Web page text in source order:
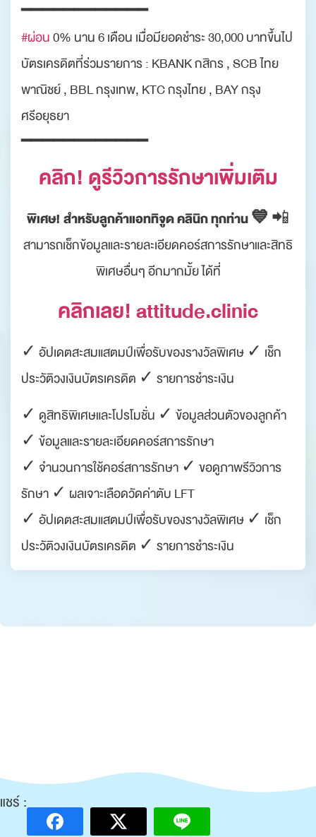
━━━━━━━━━━━━
#ผ่อน0% นาน 6 เดือน เมื่อมียอดชำระ 30,000 บาทขึ้นไป
บัตรเครดิตที่ร่วมรายการ : KBANK กสิกร , SCB ไทย
พาณิชย์ , BBL กรุงเทพ, KTC กรุงไทย , BAY กรุง
ศรีอยุธยา
━━━━━━━━━━━━
คลิก! ดูรีวิวการรักษาเพิ่มเติม
พิเศษ! สำหรับลูกค้าแอททิจูด คลินิก ทุกท่าน 💙 📲
สามารถเช็กข้อมูลและรายละเอียดคอร์สการรักษาและสิทธิ
พิเศษอื่นๆ อีกมากมั้ย ได้ที่
คลิกเลย! attitude.clinic
✓ อัปเดตสะสมแสตมป์เพื่อรับของรางวัลพิเศษ ✓ เช็ก
ประวัติวงเงินบัตรเครดิต ✓ รายการชำระเงิน
✓ ดูสิทธิพิเศษและโปรโมชั่น ✓ ข้อมูลส่วนตัวของลูกค้า
✓ ข้อมูลและรายละเอียดคอร์สการรักษา
✓ จำนวนการใช้คอร์สการรักษา ✓ ขอดูภาพรีวิวการ
รักษา ✓ ผลเจาะเลือดวัดค่าตับ LFT
✓ อัปเดตสะสมแสตมป์เพื่อรับของรางวัลพิเศษ ✓ เช็ก
ประวัติวงเงินบัตรเครดิต ✓ รายการชำระเงิน
แชร์ :